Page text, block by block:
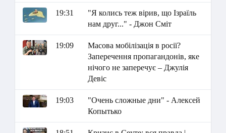
19:31
"Я колись теж вірив, що Ізраїль
нам друг..." - Джон Сміт
19:09
Масова мобілізація в росії?
Заперечення пропагандонів, яке
нічого не заперечує – Джулія
Девіс
19:03
"Очень сложные дни" - Алексей
Копытько